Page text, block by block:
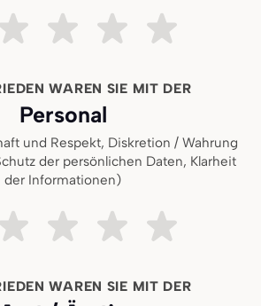
unzufrieden
Ziemlich unzufrieden
Teils teils Ziemlich zufrieden
WAREN SIE MIT DER
Personal
und Respekt, Diskretion / Wahrung
der persönlichen Daten, Klarheit
der Informationen)
unzufrieden
Ziemlich unzufrieden
Teils teils Ziemlich zufrieden
WAREN SIE MIT DER